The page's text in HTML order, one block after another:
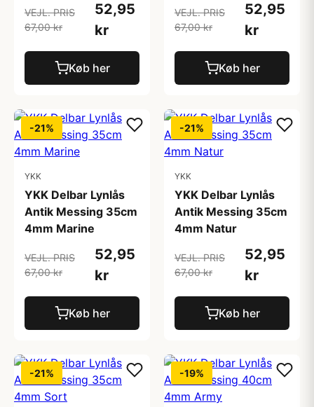
VEJL. PRIS
67,00 kr
52,95
kr
Køb her
VEJL. PRIS
67,00 kr
52,95
kr
Køb her
-21%
YKK
YKK Delbar Lynlås
Antik Messing 35cm
4mm Marine
VEJL. PRIS
67,00 kr
52,95
kr
Køb her
-21%
YKK
YKK Delbar Lynlås
Antik Messing 35cm
4mm Natur
VEJL. PRIS
67,00 kr
52,95
kr
Køb her
-21% -19%